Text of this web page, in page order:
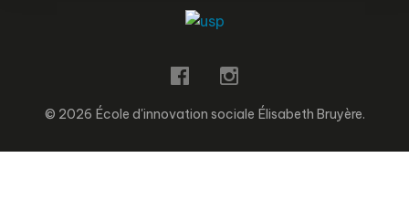
© 2026 École d'innovation sociale Élisabeth Bruyère.